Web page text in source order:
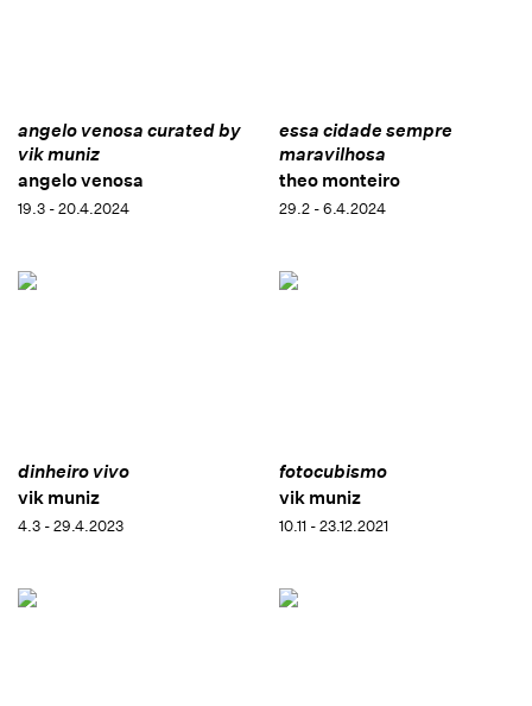
angelo venosa curated by
vik muniz
angelo venosa
19.3 - 20.4.2024
essa cidade sempre
maravilhosa
theo monteiro
29.2 - 6.4.2024
dinheiro vivo
vik muniz
4.3 - 29.4.2023
fotocubismo
vik muniz
10.11 - 23.12.2021